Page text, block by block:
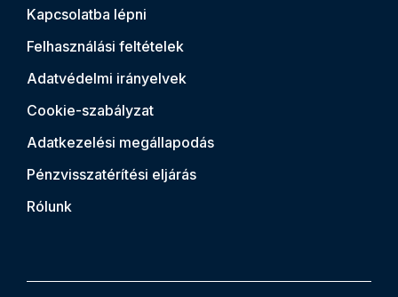
Kapcsolatba lépni
Felhasználási feltételek
Adatvédelmi irányelvek
Cookie-szabályzat
Adatkezelési megállapodás
Pénzvisszatérítési eljárás
Rólunk